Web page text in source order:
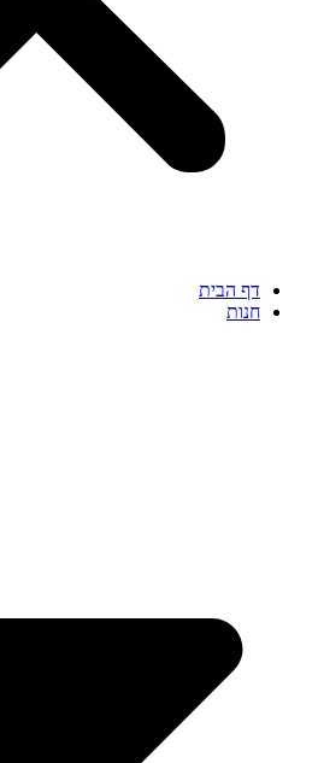
דף הבית
חנות